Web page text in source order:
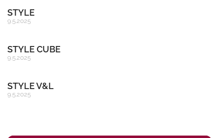
STYLE
9.5.2025
STYLE CUBE
9.5.2025
STYLE V&L
9.5.2025